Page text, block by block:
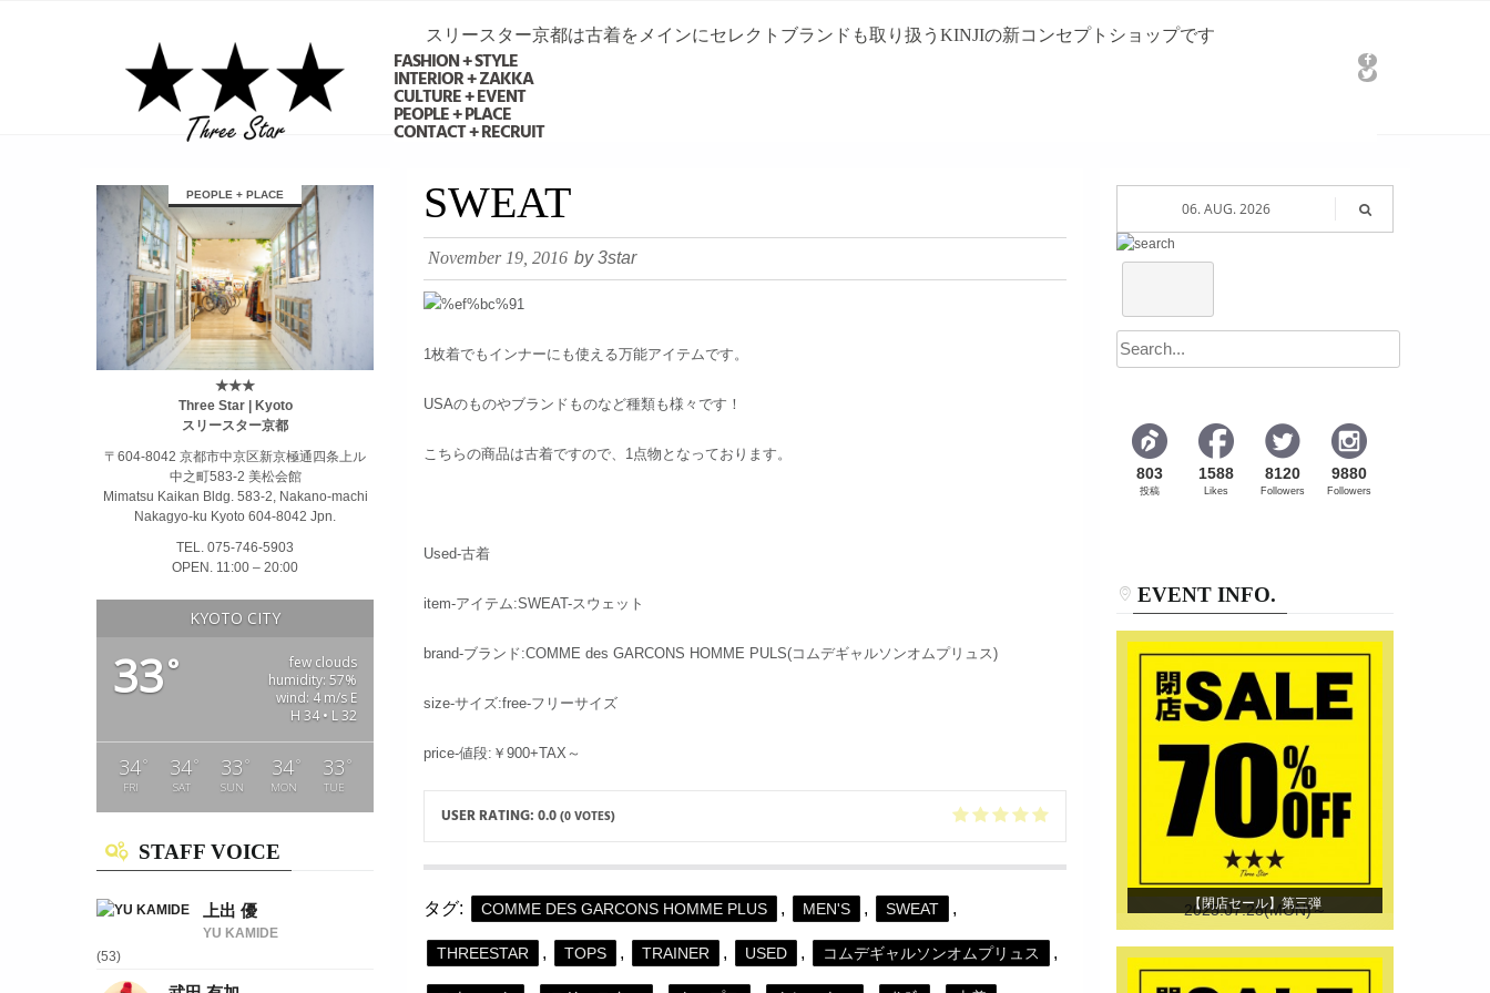
スリースター京都は古着をメインにセレクトブランドも取り扱うKINJIの新コンセプトショップです
FASHION + STYLE
INTERIOR + ZAKKA
CULTURE + EVENT
PEOPLE + PLACE
CONTACT + RECRUIT
займ на карту онлайн без отказа
PEOPLE + PLACE
★★★
Three Star | Kyoto
スリースター京都
〒604-8042 京都市中京区新京極通四条上ル
中之町583-2 美松会館
Mimatsu Kaikan Bldg. 583-2, Nakano-machi
Nakagyo-ku Kyoto 604-8042 Jpn.
TEL. 075-746-5903
OPEN. 11:00 – 20:00
KYOTO CITY
33°
few clouds
humidity: 57%
wind: 4 m/s E
H 34 • L 32
34°
FRI
34°
SAT
33 °
SUN
34°
MON
33 °
TUE
STAFF VOICE
上出 優
YU KAMIDE
(53)
SWEAT
November 19, 2016 by 3star
1枚着でもインナーにも使える万能アイテムです。
USAのものやブランドものなど種類も様々です！
こちらの商品は古着ですので、1点物となっております。
Used-古着
item-アイテム:SWEAT-スウェット
brand-ブランド:COMME des GARCONS HOMME PULS(コムデギャルソンオムプリュス)
size-サイズ:free-フリーサイズ
price-値段:￥900+TAX～
USER RATING:0.0(0VOTES)
タグ: COMME DES GARCONS HOMME PLUS , MEN'S , SWEAT ,
THREESTAR , TOPS , TRAINER , USED , コムデギャルソンオムプリュス ,
06. AUG. 2026
803
投稿
1588
Likes
8120
Followers
9880
Followers
EVENT INFO.
【閉店セール】第三弾
2025.07.28(MON)～